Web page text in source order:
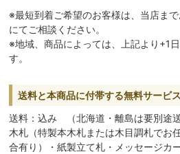
※最短到着ご希望のお客様は、当店ま
にてご相談ください。
※地域、商品によっては、上記より+1
す。
送料と本商品に付帯する無料サービス
送料：込み （北海道・離島は要別途
木札（特製本木札または木目調札でお
合有り）・紙製立て札・メッセージ